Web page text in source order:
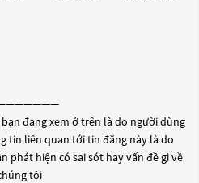
đang xem ở trên là do người dùng
tin liên quan tới tin đăng này là do
phát hiện có sai sót hay vấn đề gì về
tôi